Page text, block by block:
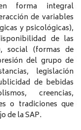
forma integral
de variables
y psicológicas),
de las
social (formas de
del grupo de
legislación
de bebidas
creencias,
o tradiciones que
de la SAP.